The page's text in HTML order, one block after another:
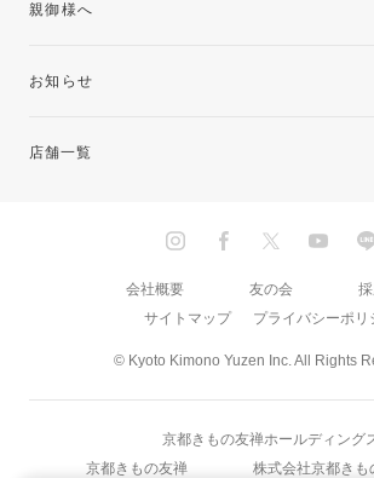
親御様へ
お知らせ
店舗一覧
© Kyoto Kimono Yuzen Inc. All Rights
会社概要 友の会
サイトマップ
プライバシーポリ
京都きもの友禅ホールディング
京都きもの友禅
株式会社京都きも